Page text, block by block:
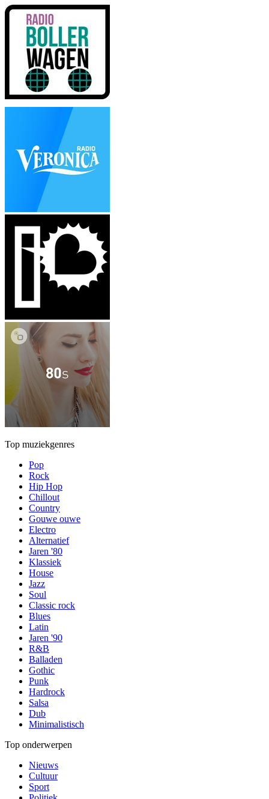
Top muziekgenres
Pop
Rock
Hip Hop
Chillout
Country
Gouwe ouwe
Electro
Alternatief
Jaren '80
Klassiek
House
Jazz
Soul
Classic rock
Blues
Latin
Jaren '90
R&B
Balladen
Gothic
Punk
Hardrock
Salsa
Dub
Minimalistisch
Top onderwerpen
Nieuws
Cultuur
Sport